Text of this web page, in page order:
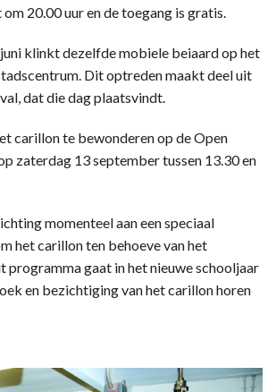
20.00 uur en de toegang is gratis.
klinkt dezelfde mobiele beiaard op het
Dit optreden maakt deel uit
dat die dag plaatsvindt.
carillon te bewonderen op de Open
zaterdag 13 september tussen 13.30 en
momenteel aan een speciaal
het carillon ten behoeve van het
programma gaat in het nieuwe schooljaar
en bezichtiging van het carillon horen